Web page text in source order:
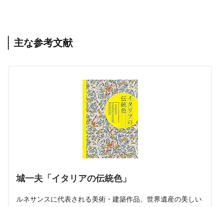
主な参考文献
城一夫「イタリアの伝統色」
ルネサンスに代表される美術・建築作品、世界遺産の美しい